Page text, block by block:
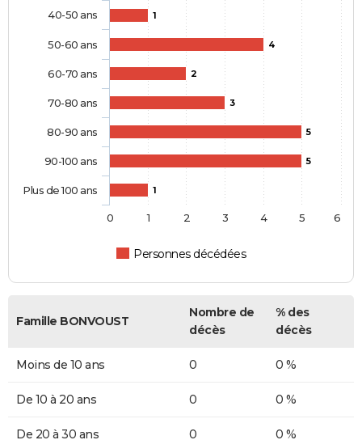
1
4
2
3
5
5
1
Personnes décédées
40-50 ans
50-60 ans
60-70 ans
70-80 ans
80-90 ans
90-100 ans
Plus de 100 ans
0 1 2 3 4 5 6
Famille BONVOUST
Nombre de
décès
% des
décès
Moins de 10 ans 0 0 %
De 10 à 20 ans 0 0 %
De 20 à 30 ans 0 0 %